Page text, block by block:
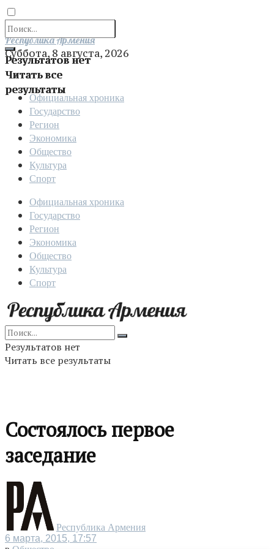
Результатов нет
Читать все
результаты
Отправить
Республика Армения
Суббота, 8 августа, 2026
Официальная хроника
Государство
Регион
Экономика
Общество
Культура
Спорт
Официальная хроника
Государство
Регион
Экономика
Общество
Культура
Спорт
Результатов нет
Читать все результаты
Состоялось первое
заседание
Республика Армения
6 марта, 2015, 17:57